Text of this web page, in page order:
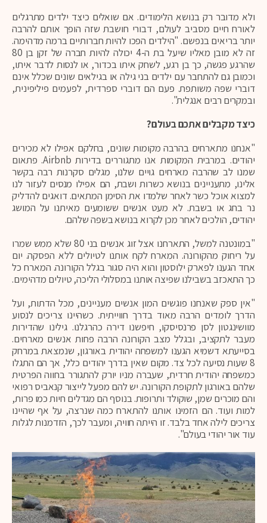
ולא מדובר רק בנושא הלימודים. אם שואלים כיצד ילדים מתרגלים
לאורח חיים מסביב לעולם, דבורי חושבת שזה הופך אותם להרבה
יותר בריאים בנפשם. "הילדים הפכו להיות חברותיים ברמה מדהימה.
זה לא מובן מאליו שיעל בת ה-4 יכולה להיות חברה של זקן בן 80
שהרגע פגשה, כך בן רגע, לשחק איתו בכדור, או לנסות לדבר איתו,
וכמובן גם להתחבר עם ילדים בני גילה או בגילאים שונים שכלל אינם
דוברי שפה משותפת. פעם הם דוברי ספרדית, לפעמים פיליפינית,
ובמקרים רבים אנגלית".
כיצד מקבלים אתכם בעולם?
"אנחנו מתארחים בהרבה מקומות שונים, בחלקם אפילו לא מכירים
יהודים. במרבית המקומות אנו מתגוררים בדירות Airbnb. פתאום
שמנו לב שהרבה מארחים גויים שלנו, מגלים סקרנות רבה בקשר
אלינו, מתעניינים בנושא כשרות ושבת, הם אפילו מנסים לעזור לנו
למצוא אוכל כשר לאחר שלמדו את הסימן המתאים. דואגים להדליק
נר בחג או בשבת. לא מעט אנשים ששומעים מאיתנו על המושג
יהודים, הולכים לאחר מכן לקרוא בנושא בשפה שלהם.
"במונטנה למשל, התארחנו אצל זוג אנשים בני 80 שלא ממש שמרו
על ריחוק מהקורונה. המארח לקח אותנו לטיולים ללא הפסקה. יום
אחד הגענו לפארק ילוסטון והוא היה סגור בגלל הקורונה. המארח כל
כך התאכזב בשבילנו שפיצה אותנו במסלולי הליכה, טיולים מדהימים.
"אין ספק שאנחנו פוגשים המון אנשים מעניינים, מכל הדתות, ועל
הדרך לומדים הרבה מאוד בדרך חווייתית. כשהיינו צריכים לנסוע
מוושינגטון לסן פרנסיסקו, חיפשנו דירה כהרגלנו. גילינו שהדירות
מעבר לתקציב, ובגלל מצב הקורונה הרבה פחות אנשים מארחים.
בסייעתא דשמיא הגענו למשפחה יהודית באורגון, שנמצאת במרחק
8 שעות נסיעה לכל צד. מקום שאין בדרך יהודים כלל, אך הם התגלו
כמשפחה יהודית חרדית, שעברה מניו יורק להתגורר בחווה הפרטית
שלהם באורגון לתקופת הקורונה. יש להם מפעל לייצור קנאביס רפואי
והם מוכרים שמן, שוקולד ותרופות. בנוסף הם מגדלים חיות כמו פרות,
למות ועוד. הם הזמינו אותנו להתארח כמה שנרצה, על אף שהיינו
צריכים לילה אחד בלבד. זו הייתה חוויה, ומעבר לכך, הזדמנות לגלות
עוד אור יהודי בעולם".